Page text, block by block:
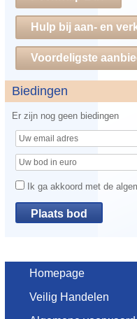
Hulp bij aan- en
Voordeligste
Biedingen
Er zijn nog geen biedingen
Ik ga akkoord met de
Homepage
Veilig Handelen